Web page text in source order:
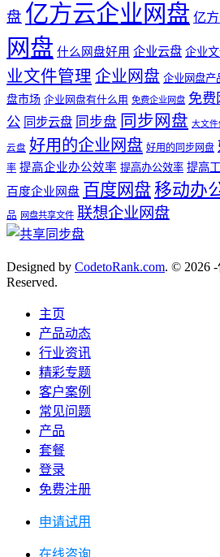
盘 亿方云企业网盘 亿
网盘 什么网盘好用 企业云盘 企业
业文件管理 企业网盘 企业网盘产
盘市场 企业网盘有什么用 免费企业网盘 免费
公 同步云盘 同步盘 同步网盘 大文件
云盘 好用的企业网盘 好用的同步网盘
率 提高企业办公效率 提高办公效率 提高
百度企业网盘 百度网盘 移动办
品 网盘共享文件 联想企业网盘
Designed by CodetoRank.com. © 2026
Reserved.
主页
产品动态
行业资讯
精彩专题
客户案例
常见问题
产品
套餐
登录
免费注册
申请试用